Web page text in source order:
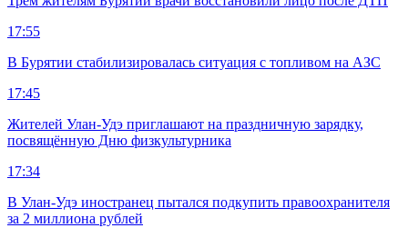
17:55
В Бурятии стабилизировалась ситуация с топливом на АЗС
17:45
Жителей Улан-Удэ приглашают на праздничную зарядку,
посвящённую Дню физкультурника
17:34
В Улан-Удэ иностранец пытался подкупить правоохранителя
за 2 миллиона рублей